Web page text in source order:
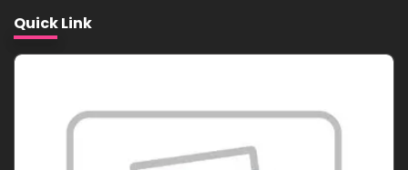
Quick Link